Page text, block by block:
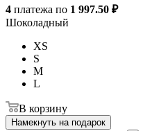
4 платежа по 1 997.50 ₽
Шоколадный
XS
S
M
L
В корзину
Намекнуть на подарок